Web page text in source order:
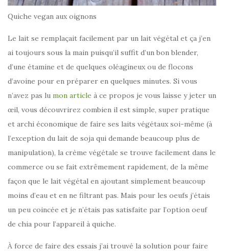
Quiche vegan aux oignons
Le lait se remplaçait facilement par un lait végétal et ça j’en
ai toujours sous la main puisqu’il suffit d’un bon blender,
d’une étamine et de quelques oléagineux ou de flocons
d’avoine pour en préparer en quelques minutes. Si vous
n’avez pas lu mon article à ce propos je vous laisse y jeter un
œil, vous découvrirez combien il est simple, super pratique
et archi économique de faire ses laits végétaux soi-même (à
l’exception du lait de soja qui demande beaucoup plus de
manipulation), la crème végétale se trouve facilement dans le
commerce ou se fait extrêmement rapidement, de la même
façon que le lait végétal en ajoutant simplement beaucoup
moins d’eau et en ne filtrant pas. Mais pour les oeufs j’étais
un peu coincée et je n’étais pas satisfaite par l’option oeuf
de chia pour l’appareil à quiche.
À force de faire des essais j’ai trouvé la solution pour faire